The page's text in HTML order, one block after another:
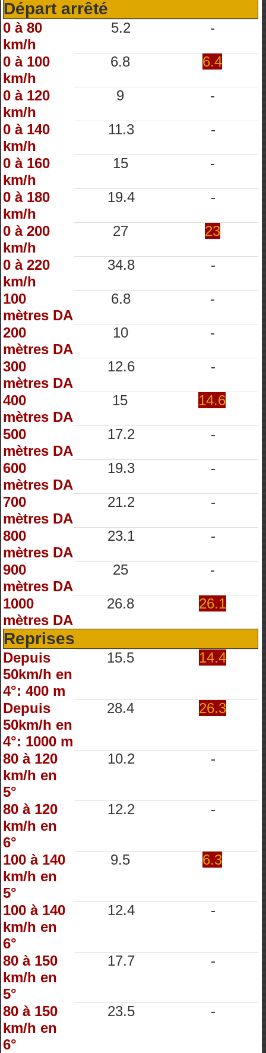
Départ arrêté
0 à 80
km/h
5.2 -
0 à 100
km/h
6.8 6.4
0 à 120
km/h
9 -
0 à 140
km/h
11.3 -
0 à 160
km/h
15 -
0 à 180
km/h
19.4 -
0 à 200
km/h
27 23
0 à 220
km/h
34.8 -
100
mètres DA
6.8 -
200
mètres DA
10 -
300
mètres DA
12.6 -
400
mètres DA
15 14.6
500
mètres DA
17.2 -
600
mètres DA
19.3 -
700
mètres DA
21.2 -
800
mètres DA
23.1 -
900
mètres DA
25 -
1000
mètres DA
26.8 26.1
Reprises
Depuis
50km/h en
4°: 400 m
15.5 14.4
Depuis
50km/h en
4°: 1000 m
28.4 26.3
80 à 120
km/h en
5°
10.2 -
80 à 120
km/h en
6°
12.2 -
100 à 140
km/h en
5°
9.5 6.3
100 à 140
km/h en
6°
12.4 -
80 à 150
km/h en
5°
17.7 -
80 à 150
km/h en
6°
23.5 -